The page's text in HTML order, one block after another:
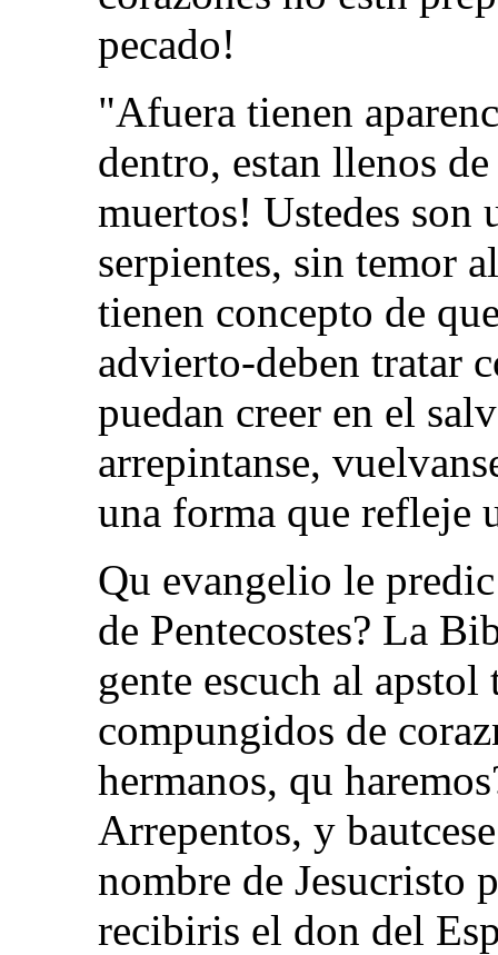
pecado!
"Afuera tienen
dentro, estan llenos
muertos! Ustedes son
serpientes, sin temor
tienen concepto de
advierto-deben tratar
puedan creer en el
arrepintanse,
una forma que refleje
Qu evangelio le
de Pentecostes? La
gente escuch al
compungidos de
hermanos, qu
Arrepentos, y
nombre de Jesucristo
recibiris el don del